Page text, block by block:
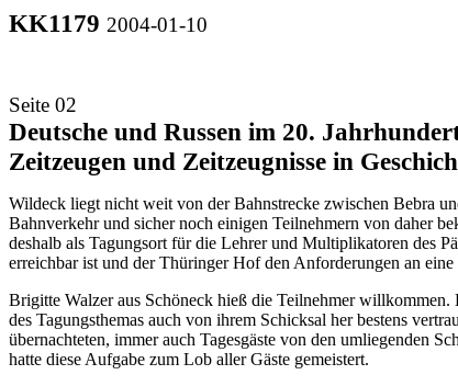
KK1179 2004-01-10
Seite 02
Deutsche und Russen im 20.
Zeitzeugen und Zeitzeugnisse in
Wildeck liegt nicht weit von der Bahnstrecke zwischen Bebra
Bahnverkehr und sicher noch einigen Teilnehmern von daher
deshalb als Tagungsort für die Lehrer und Multiplikatoren des
erreichbar ist und der Thüringer Hof den Anforderungen an
Brigitte Walzer aus Schöneck hieß die Teilnehmer
des Tagungsthemas auch von ihrem Schicksal her bestens
übernachteten, immer auch Tagesgäste von den umliegenden
hatte diese Aufgabe zum Lob aller Gäste gemeistert.